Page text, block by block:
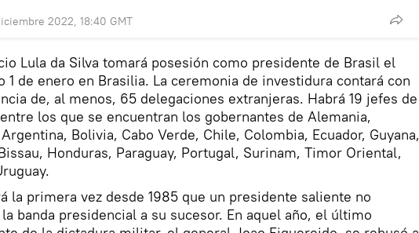
2022, 18:40 GMT
Lula da Silva tomará posesión como presidente de Brasil el
1 de enero en Brasilia. La ceremonia de investidura contará con
de, al menos, 65 delegaciones extranjeras. Habrá 19 jefes de
los que se encuentran los gobernantes de Alemania,
Bolivia, Cabo Verde, Chile, Colombia, Ecuador, Guyana,
Honduras, Paraguay, Portugal, Surinam, Timor Oriental,
la primera vez desde 1985 que un presidente saliente no
banda presidencial a su sucesor. En aquel año, el último